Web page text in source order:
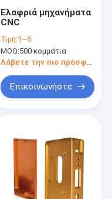
Ελαφριά μηχανήματα
CNC
Τιμή:1~5
MOQ:500 κομμάτια
Επικοινωνήστε